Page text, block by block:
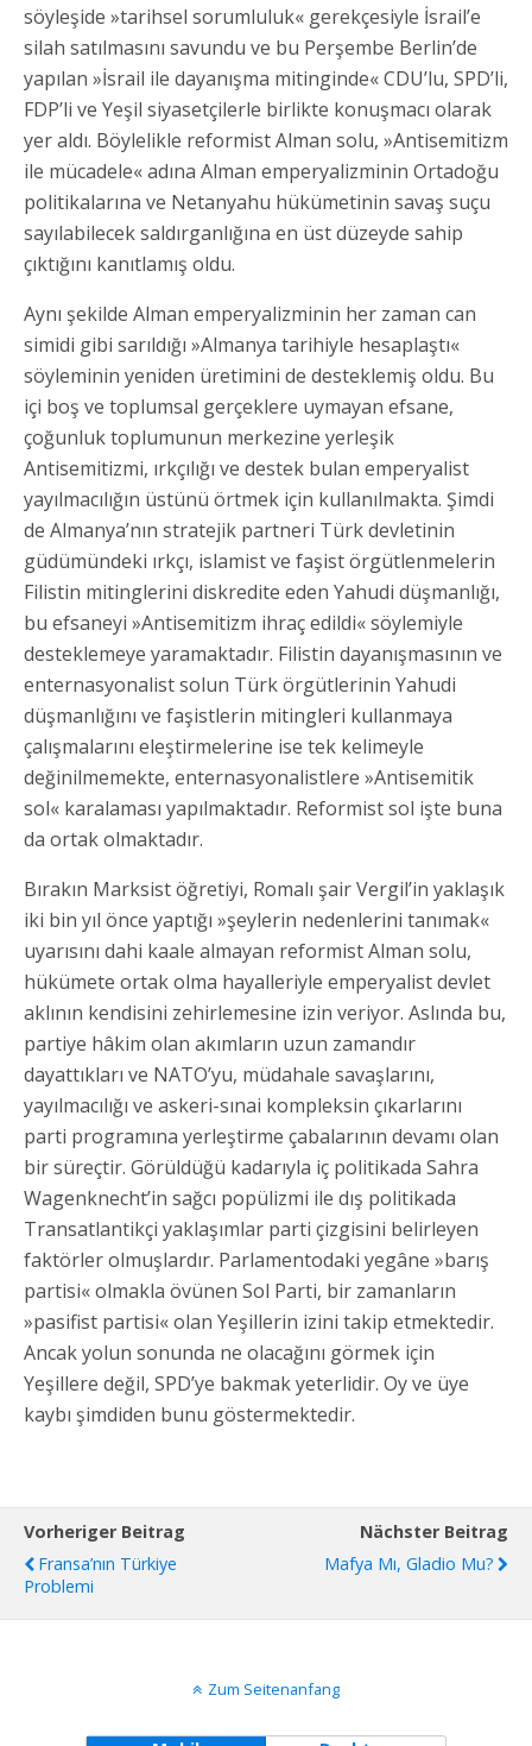
söyleşide »tarihsel sorumluluk« gerekçesiyle İsrail’e
silah satılmasını savundu ve bu Perşembe Berlin’de
yapılan »İsrail ile dayanışma mitinginde« CDU’lu, SPD’li,
FDP’li ve Yeşil siyasetçilerle birlikte konuşmacı olarak
yer aldı. Böylelikle reformist Alman solu, »Antisemitizm
ile mücadele« adına Alman emperyalizminin Ortadoğu
politikalarına ve Netanyahu hükümetinin savaş suçu
sayılabilecek saldırganlığına en üst düzeyde sahip
çıktığını kanıtlamış oldu.
Aynı şekilde Alman emperyalizminin her zaman can
simidi gibi sarıldığı »Almanya tarihiyle hesaplaştı«
söyleminin yeniden üretimini de desteklemiş oldu. Bu
içi boş ve toplumsal gerçeklere uymayan efsane,
çoğunluk toplumunun merkezine yerleşik
Antisemitizmi, ırkçılığı ve destek bulan emperyalist
yayılmacılığın üstünü örtmek için kullanılmakta. Şimdi
de Almanya’nın stratejik partneri Türk devletinin
güdümündeki ırkçı, islamist ve faşist örgütlenmelerin
Filistin mitinglerini diskredite eden Yahudi düşmanlığı,
bu efsaneyi »Antisemitizm ihraç edildi« söylemiyle
desteklemeye yaramaktadır. Filistin dayanışmasının ve
enternasyonalist solun Türk örgütlerinin Yahudi
düşmanlığını ve faşistlerin mitingleri kullanmaya
çalışmalarını eleştirmelerine ise tek kelimeyle
değinilmemekte, enternasyonalistlere »Antisemitik
sol« karalaması yapılmaktadır. Reformist sol işte buna
da ortak olmaktadır.
Bırakın Marksist öğretiyi, Romalı şair Vergil’in yaklaşık
iki bin yıl önce yaptığı »şeylerin nedenlerini tanımak«
uyarısını dahi kaale almayan reformist Alman solu,
hükümete ortak olma hayalleriyle emperyalist devlet
aklının kendisini zehirlemesine izin veriyor. Aslında bu,
partiye hâkim olan akımların uzun zamandır
dayattıkları ve NATO’yu, müdahale savaşlarını,
yayılmacılığı ve askeri-sınai kompleksin çıkarlarını
parti programına yerleştirme çabalarının devamı olan
bir süreçtir. Görüldüğü kadarıyla iç politikada Sahra
Wagenknecht’in sağcı popülizmi ile dış politikada
Transatlantikçi yaklaşımlar parti çizgisini belirleyen
faktörler olmuşlardır. Parlamentodaki yegâne »barış
partisi« olmakla övünen Sol Parti, bir zamanların
»pasifist partisi« olan Yeşillerin izini takip etmektedir.
Ancak yolun sonunda ne olacağını görmek için
Yeşillere değil, SPD’ye bakmak yeterlidir. Oy ve üye
kaybı şimdiden bunu göstermektedir.
Vorheriger Beitrag
Fransa’nın Türkiye
Problemi
Nächster Beitrag
Mafya Mı, Gladio Mu?
Zum Seitenanfang